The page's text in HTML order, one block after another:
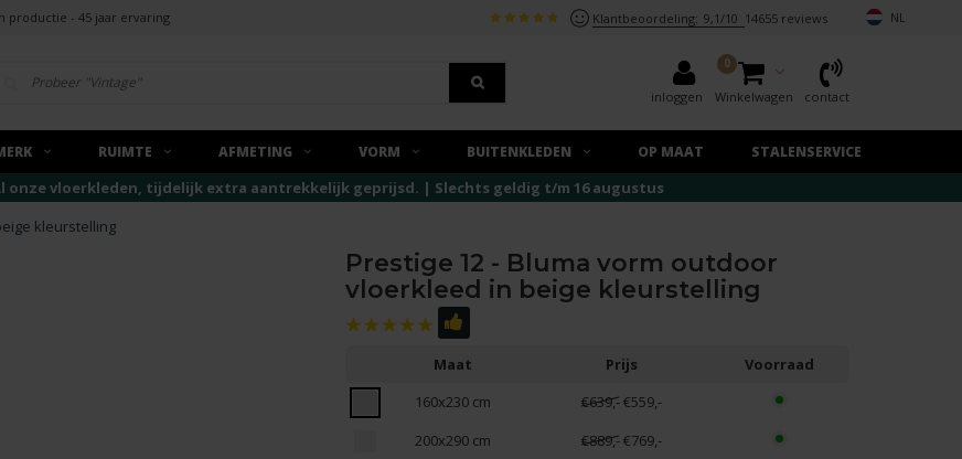
productie - 45 jaar ervaring Klantbeoordeling: 9,1/10 14655 reviews NL
inloggen
0
Winkelwagen contact
RUIMTE AFMETING VORM BUITENKLEDEN OP MAAT STALENSERVICE
vloerkleden, tijdelijk extra aantrekkelijk geprijsd. | Slechts geldig t/m 16 augustus
kleurstelling
Prestige 12 - Bluma vorm outdoor
vloerkleed in beige kleurstelling
Maat Prijs
Voorraad
160x230 cm
€639,-€559,-
200x290 cm
€889,-€769,-